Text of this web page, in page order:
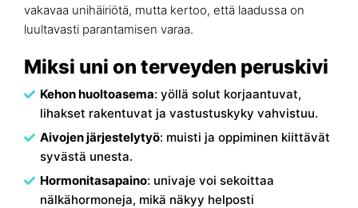
vakavaa unihäiriötä, mutta kertoo, että laadussa on
luultavasti parantamisen varaa.
Miksi uni on terveyden peruskivi
Kehon huoltoasema: yöllä solut korjaantuvat,
lihakset rakentuvat ja vastustuskyky vahvistuu.
Aivojen järjestelytyö: muisti ja oppiminen kiittävät
syvästä unesta.
Hormonitasapaino: univaje voi sekoittaa
nälkähormoneja, mikä näkyy helposti